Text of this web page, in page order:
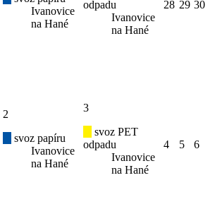
Ivanovice
na Hané
odpadu
Ivanovice
na Hané
28 29 30
2
svoz papíru
Ivanovice
na Hané
3
svoz PET
odpadu
Ivanovice
na Hané
4 5 6